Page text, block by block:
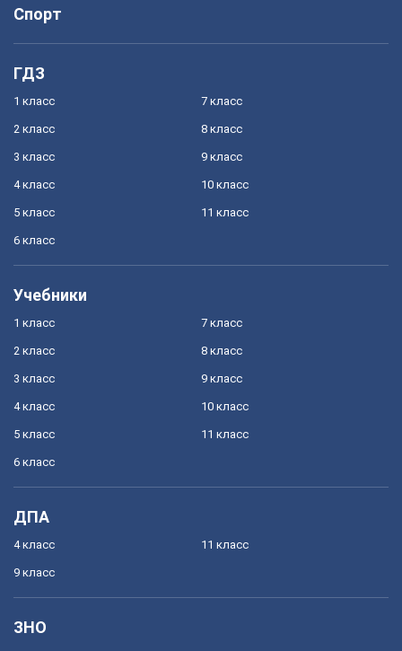
Спорт
ГДЗ
1 класс
2 класс
3 класс
4 класс
5 класс
6 класс
7 класс
8 класс
9 класс
10 класс
11 класс
Учебники
1 класс
2 класс
3 класс
4 класс
5 класс
6 класс
7 класс
8 класс
9 класс
10 класс
11 класс
ДПА
4 класс
9 класс
11 класс
ЗНО